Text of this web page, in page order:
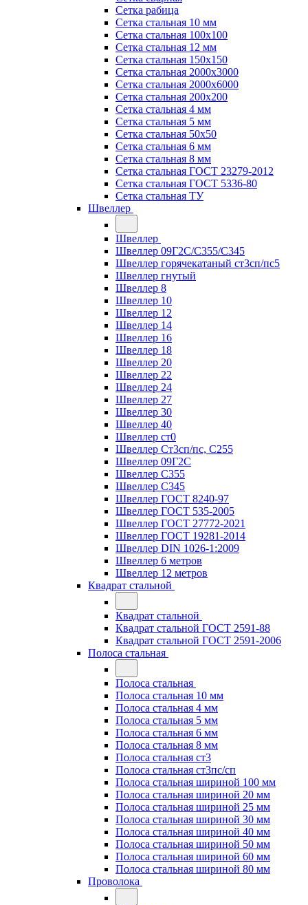
Сетка рабица
Сетка стальная 10 мм
Сетка стальная 100х100
Сетка стальная 12 мм
Сетка стальная 150х150
Сетка стальная 2000х3000
Сетка стальная 2000х6000
Сетка стальная 200х200
Сетка стальная 4 мм
Сетка стальная 5 мм
Сетка стальная 50х50
Сетка стальная 6 мм
Сетка стальная 8 мм
Сетка стальная ГОСТ 23279-2012
Сетка стальная ГОСТ 5336-80
Сетка стальная ТУ
Швеллер
Швеллер
Швеллер 09Г2С/С355/С345
Швеллер горячекатаный ст3сп/пс5
Швеллер гнутый
Швеллер 8
Швеллер 10
Швеллер 12
Швеллер 14
Швеллер 16
Швеллер 18
Швеллер 20
Швеллер 22
Швеллер 24
Швеллер 27
Швеллер 30
Швеллер 40
Швеллер ст0
Швеллер Ст3сп/пс, С255
Швеллер 09Г2С
Швеллер С355
Швеллер С345
Швеллер ГОСТ 8240-97
Швеллер ГОСТ 535-2005
Швеллер ГОСТ 27772-2021
Швеллер ГОСТ 19281-2014
Швеллер DIN 1026-1:2009
Швеллер 6 метров
Швеллер 12 метров
Квадрат стальной
Квадрат стальной
Квадрат стальной ГОСТ 2591-88
Квадрат стальной ГОСТ 2591-2006
Полоса стальная
Полоса стальная
Полоса стальная 10 мм
Полоса стальная 4 мм
Полоса стальная 5 мм
Полоса стальная 6 мм
Полоса стальная 8 мм
Полоса стальная ст3
Полоса стальная ст3пс/сп
Полоса стальная шириной 100 мм
Полоса стальная шириной 20 мм
Полоса стальная шириной 25 мм
Полоса стальная шириной 30 мм
Полоса стальная шириной 40 мм
Полоса стальная шириной 50 мм
Полоса стальная шириной 60 мм
Полоса стальная шириной 80 мм
Проволока